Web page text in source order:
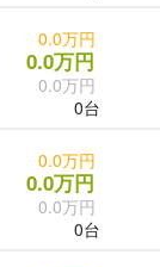
0.0万円
0.0万円
0.0万円
0台
0.0万円
0.0万円
0.0万円
0台